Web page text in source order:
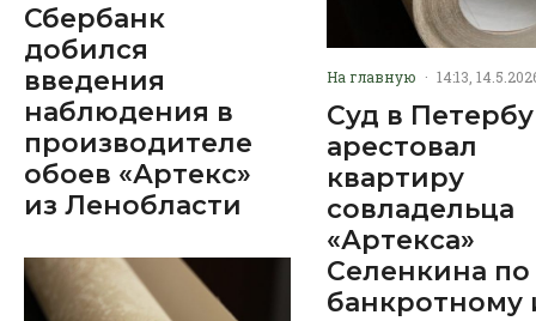
Сбербанк
добился
введения
наблюдения в
производителе
обоев «Артекс»
из Ленобласти
На главную · 14:13,
Суд в
арестовал
квартиру
совладельца
«Артекса»
Селенкина по
банкротному